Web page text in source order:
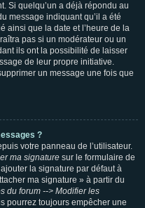
Si quelqu’un a déjà répondu au
message indiquant qu’il a été
ainsi que la date et l’heure de la
pas si un modérateur ou un
ils ont la possibilité de laisser
de leur propre initiative.
un message une fois que
?
votre panneau de l’utilisateur.
ma signature sur le formulaire de
la signature par défaut à
ma signature » à partir du
du forum --> Modifier les
pourrez toujours empêcher une